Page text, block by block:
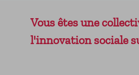
Vous êtes une
l'innovation sociale